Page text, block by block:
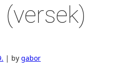
| by gabor